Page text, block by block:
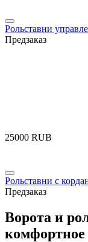
Рольставни
Предзаказ
‍25000‍ RUB
Рольставни с
Предзаказ
Ворота и